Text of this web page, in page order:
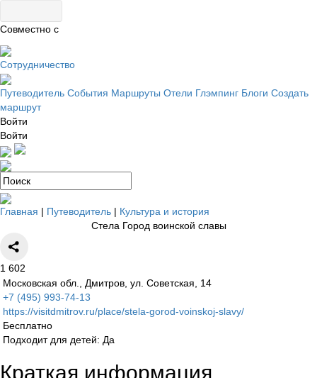
Совместно с
Сотрудничество
Путеводитель События Маршруты Отели Глэмпинг Блоги Создать
маршрут
Войти
Войти
Главная | Путеводитель | Культура и история
Стела Город воинской славы
1 602
Московская обл., Дмитров, ул. Советская, 14
+7 (495) 993-74-13
https://visitdmitrov.ru/place/stela-gorod-voinskoj-slavy/
Бесплатно
Подходит для детей: Да
Краткая информация